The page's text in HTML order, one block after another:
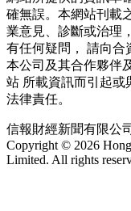
確無誤。本網站刊載
業意見、診斷或治理
有任何疑問， 請向合
本公司及其合作夥伴
站 所載資訊而引起或
法律責任。
信報財經新聞有限公
Copyright © 2026
Limited. All rights